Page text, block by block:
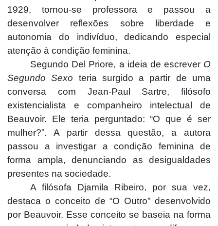
1929, tornou-se professora e passou a
desenvolver reflexões sobre liberdade e
autonomia do indivíduo, dedicando especial
atenção à condição feminina.
Segundo Del Priore, a ideia de escrever O
Segundo Sexo teria surgido a partir de uma
conversa com Jean-Paul Sartre, filósofo
existencialista e companheiro intelectual de
Beauvoir. Ele teria perguntado: “O que é ser
mulher?”. A partir dessa questão, a autora
passou a investigar a condição feminina de
forma ampla, denunciando as desigualdades
presentes na sociedade.
A filósofa Djamila Ribeiro, por sua vez,
destaca o conceito de “O Outro” desenvolvido
por Beauvoir. Esse conceito se baseia na forma